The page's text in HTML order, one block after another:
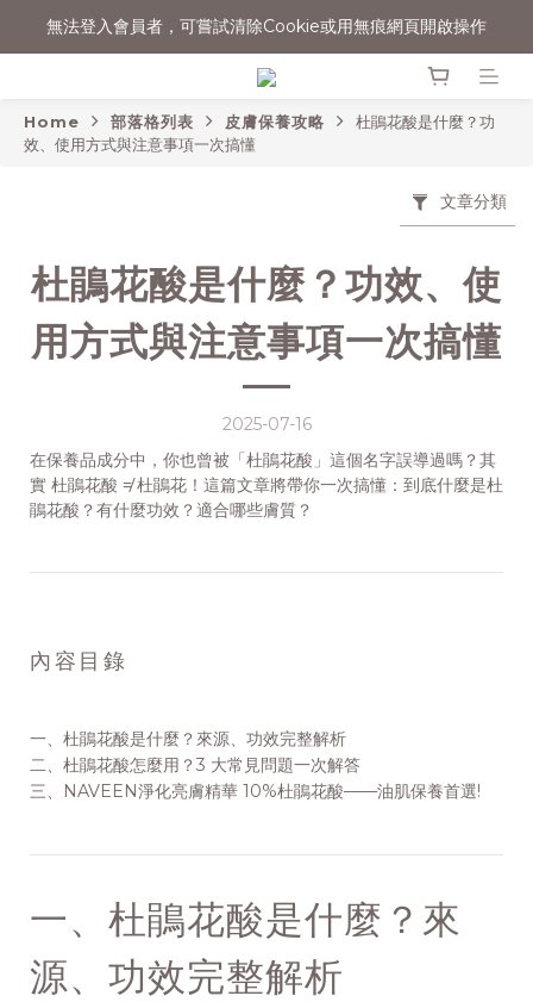
消費滿$1500宅配免運
消費滿$1500宅配免運
Home 部落格列表 皮膚保養攻略
杜鵑花酸是什麼？功
效、使用方式與注意事項一次搞懂
文章分類
杜鵑花酸是什麼？功效、使
用方式與注意事項一次搞懂
2025-07-16
在保養品成分中，你也曾被「杜鵑花酸」這個名字誤導過嗎？其
實 杜鵑花酸 ≠ 杜鵑花！這篇文章將帶你一次搞懂：到底什麼是杜
鵑花酸？有什麼功效？適合哪些膚質？
內容目錄
一、杜鵑花酸是什麼？來源、功效完整解析
二、 杜鵑花酸怎麼用？3 大常見問題一次解答
三、
NAVEEN淨化亮膚精華 10%杜鵑花酸——油肌保養首選!
一、杜鵑花酸是什麼？來
源、功效完整解析